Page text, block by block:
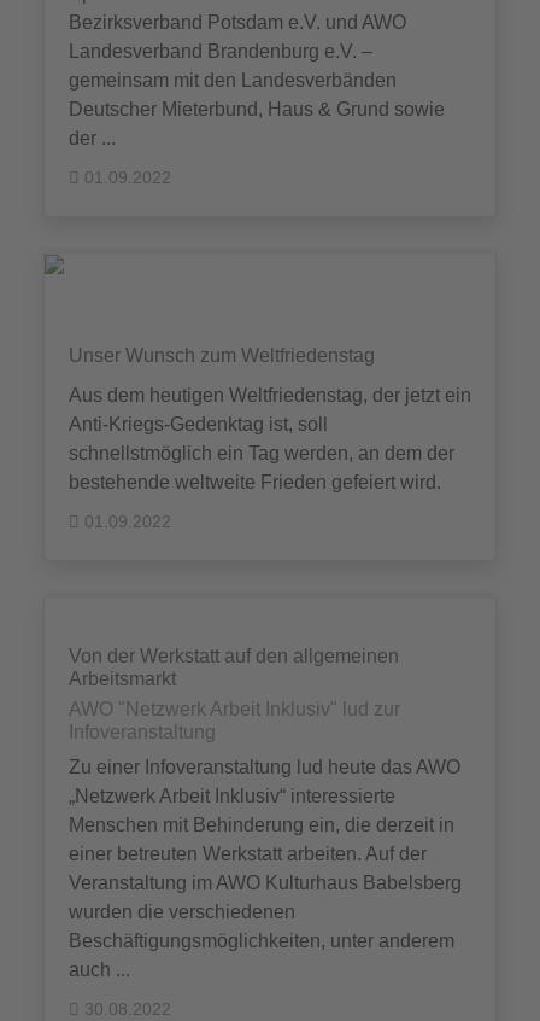
Bezirksverband Potsdam e.V. und AWO
Landesverband Brandenburg e.V. –
gemeinsam mit den Landesverbänden
Deutscher Mieterbund, Haus & Grund sowie
der ...
01.09.2022
Unser Wunsch zum Weltfriedenstag
Aus dem heutigen Weltfriedenstag, der jetzt ein
Anti-Kriegs-Gedenktag ist, soll
schnellstmöglich ein Tag werden, an dem der
bestehende weltweite Frieden gefeiert wird.
01.09.2022
Von der Werkstatt auf den allgemeinen
Arbeitsmarkt
AWO "Netzwerk Arbeit Inklusiv" lud zur
Infoveranstaltung
Zu einer Infoveranstaltung lud heute das AWO
„Netzwerk Arbeit Inklusiv“ interessierte
Menschen mit Behinderung ein, die derzeit in
einer betreuten Werkstatt arbeiten. Auf der
Veranstaltung im AWO Kulturhaus Babelsberg
wurden die verschiedenen
Beschäftigungsmöglichkeiten, unter anderem
auch ...
30.08.2022